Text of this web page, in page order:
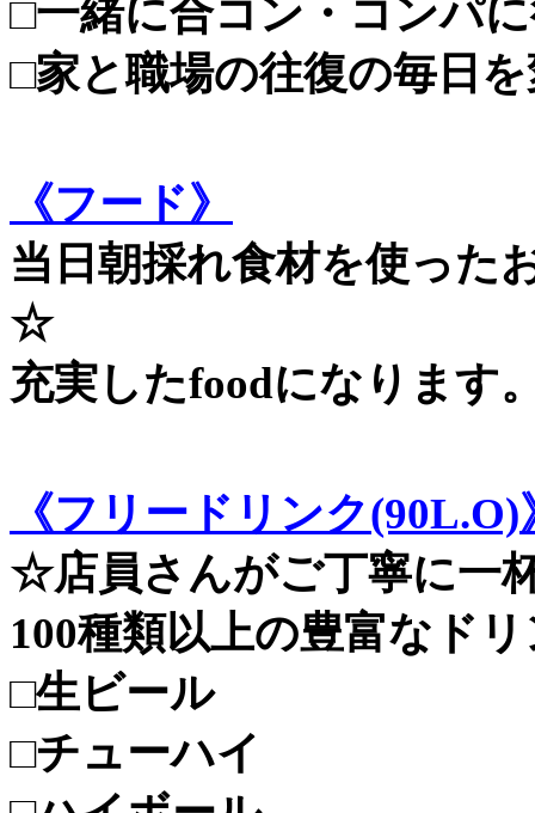
□一緒に合コン・コンパ
□家と職場の往復の毎日
《フード》
当日朝採れ食材を使った
☆
充実したfoodになります
《フリードリンク(90L.O)
☆店員さんがご丁寧に一
100種類以上の豊富なド
□生ビール
□チューハイ